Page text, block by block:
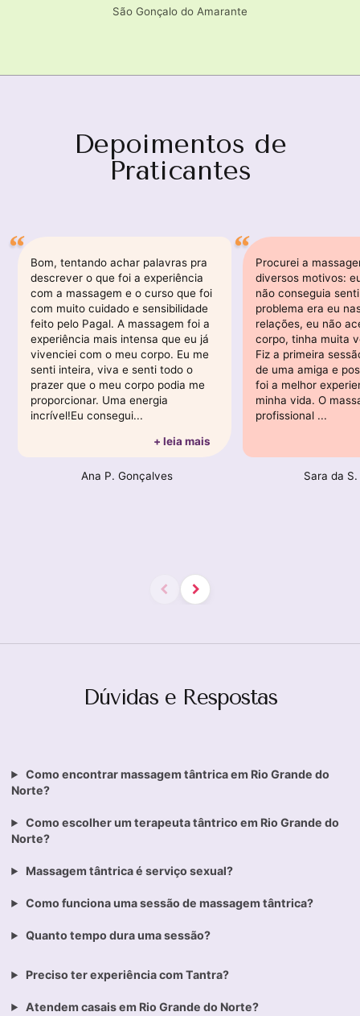
São Gonçalo do Amarante
Depoimentos de
Praticantes
Bom, tentando achar palavras pra
descrever o que foi a experiência
com a massagem e o curso que foi
com muito cuidado e sensibilidade
feito pelo Pagal. A massagem foi a
experiência mais intensa que eu já
vivenciei com o meu corpo. Eu me
senti inteira, viva e senti todo o
prazer que o meu corpo podia me
proporcionar. Uma energia
incrível!Eu consegui...
+ leia mais
Ana P. Gonçalves
Procurei a
diversos motivos:
não conseguia
problema era eu
relações, eu não
corpo, tinha muita
Fiz a primeira
de uma amiga e
foi a melhor
minha vida. O
profissional ...
Sara da
Dúvidas e Respostas
Como encontrar massagem tântrica em Rio Grande do
Norte?
Como escolher um terapeuta tântrico em Rio Grande do
Norte?
Massagem tântrica é serviço sexual?
Como funciona uma sessão de massagem tântrica?
Quanto tempo dura uma sessão?
Preciso ter experiência com Tantra?
Atendem casais em Rio Grande do Norte?